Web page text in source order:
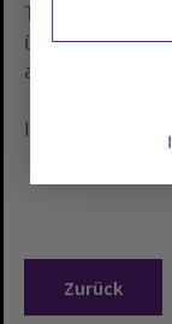
Therapeuten
über die
ausgetauscht.
Internet:
Zurück